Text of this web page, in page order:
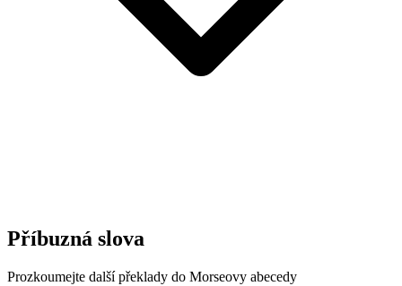
Příbuzná slova
Prozkoumejte další překlady do Morseovy abecedy